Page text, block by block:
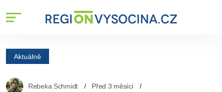
Aktuálně
Rebeka Schmidt Před 3 měsíci